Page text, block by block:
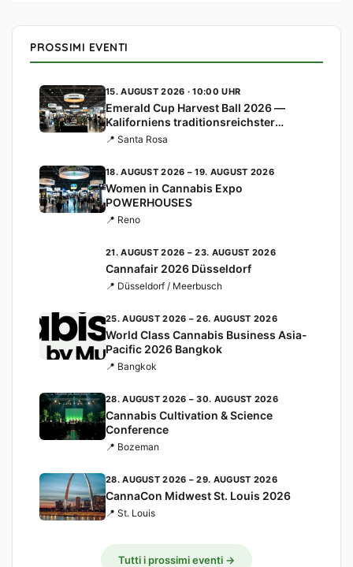
PROSSIMI EVENTI
15. AUGUST 2026 · 10:00 UHR
Emerald Cup Harvest Ball 2026 —
Kaliforniens traditionsreichster
Cannabis-Cup
📍 Santa Rosa
18. AUGUST 2026 – 19. AUGUST 2026
Women in Cannabis Expo
POWERHOUSES
📍 Reno
21. AUGUST 2026 – 23. AUGUST 2026
Cannafair 2026 Düsseldorf
📍 Düsseldorf / Meerbusch
25. AUGUST 2026 – 26. AUGUST 2026
World Class Cannabis Business Asia-
Pacific 2026 Bangkok
📍 Bangkok
28. AUGUST 2026 – 30. AUGUST 2026
Cannabis Cultivation & Science
Conference
📍 Bozeman
28. AUGUST 2026 – 29. AUGUST 2026
CannaCon Midwest St. Louis 2026
📍 St. Louis
Tutti i prossimi eventi →